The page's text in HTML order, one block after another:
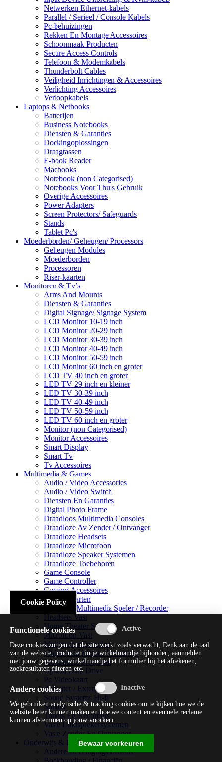
Netwerken Ethernet-kabels
Parallel / Serieel / Console Kabels
Pc-behuizingen
Rekken En Montage Accessoires
Schoonmaak Producten
Secure Access Controls
Telefoon & Modemkabels
Thunderbolt Cables
Veiligheid Inrichtingen & Accessoires
Verlichting Accessoires
Verloopkabels
Laptops & Netbooks
Batterijen
Business Notebooks
Diensten & Garanties
Dockingoplossingen
Draagtassen
E-book Reader
Macbooks
Notebook (non Categorised)
Notebooks Voor Thuis Gebruik
Overige Accessoires
Power Adapters
Screen Protectors/ Safeguards
Stands
Tablet Pc's
Moederborden/ Geheugen/ Processors
Geheugen Modules
Moederborden
Processoren
Riser-kaarten
Monitoren & Tv’s
Arms And Mounts
Diensten & Garanties
Digital Signage/ Signage System
LCD Monitor 10-19 inch
LCD Monitor 20-29 inch
LCD Monitor 30-39 inch
LCD Monitor 40-49 inch
LCD Monitor 50-59 inch
LCD Monitor 60 inch en groter
LCD TV 40 inch en groter
LED TV 29 inch en kleiner
LED TV 30-39 inch
LED TV 40-49 inch
LED TV 50-59 inch
LED TV 60 inch en groter
Monitor (non Categorised)
Monitor Accessoires
Smart Display
Smart Tv
Tv Accessoires
Multimedia & Games
Audio / Video Accessories
Audio / Video Switch
Diensten En Garanties
Digital Photo Frame
Draadloos Multimedia Consoles
Draadloze Av Zender / Ontvanger
Draadloze Headsets
Draadloze Microfoon
Draadloze Speaker Systemen
Draadloze Toebehoren
Game Console
Game Controller
Gaming Accessoires
Geluidskaarten
Handheld Multimedia Speler / Recorder
Headsets Vast
Home Theater Systems
Microfoon Vast
Multimedia Consoles
Multimedia Mixer / Versterker
Multimedia Productie
Optical Disk Drive
Pc Videokaart
Repeater / Extender
Sound Systems Hi-fi
Splitter
Tuners En Recorders
Vaste Luidsprekersystemen
Vaste Zender En Ontvanger
Onderwijs & Recreatie
Andere Beveiligingssoftware
Cookie Policy
Functionele cookies
Deze cookies zorgen dat de site werkt zoals verwacht; Denk aan de taal
van de website, producten in je winkelmandje bijhouden, aanmelden
met jouw gegevens, winkelmandje het formulier bij het afrekenen,
zoekresultaten filteren etc.
Andere cookies
We gebruiken analytische & tracking cookies om te kijken hoe we de
website beter kunnen maken en hoe we content en eventuele reclame
kunnen afstemmen op jouw voorkeur.
Bewaar voorkeuren